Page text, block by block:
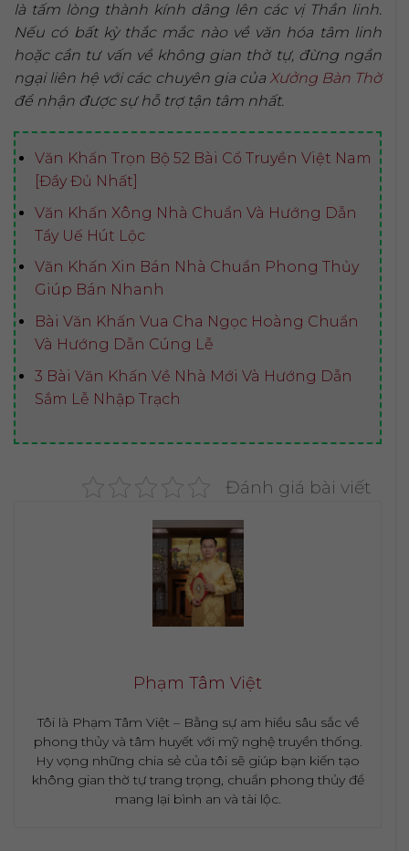
là tấm lòng thành kính dâng lên các vị Thần linh.
Nếu có bất kỳ thắc mắc nào về văn hóa tâm linh
hoặc cần tư vấn về không gian thờ tự, đừng ngần
ngại liên hệ với các chuyên gia của Xưởng Bàn Thờ
để nhận được sự hỗ trợ tận tâm nhất.
Văn Khấn Trọn Bộ 52 Bài Cổ Truyền Việt Nam
[Đầy Đủ Nhất]
Văn Khấn Xông Nhà Chuẩn Và Hướng Dẫn
Tẩy Uế Hút Lộc
Văn Khấn Xin Bán Nhà Chuẩn Phong Thủy
Giúp Bán Nhanh
Bài Văn Khấn Vua Cha Ngọc Hoàng Chuẩn
Và Hướng Dẫn Cúng Lễ
3 Bài Văn Khấn Về Nhà Mới Và Hướng Dẫn
Sắm Lễ Nhập Trạch
Đánh giá bài viết
Phạm Tâm Việt
Tôi là Phạm Tâm Việt – Bằng sự am hiểu sâu sắc về
phong thủy và tâm huyết với mỹ nghệ truyền thống.
Hy vọng những chia sẻ của tôi sẽ giúp bạn kiến tạo
không gian thờ tự trang trọng, chuẩn phong thủy để
mang lại bình an và tài lộc.